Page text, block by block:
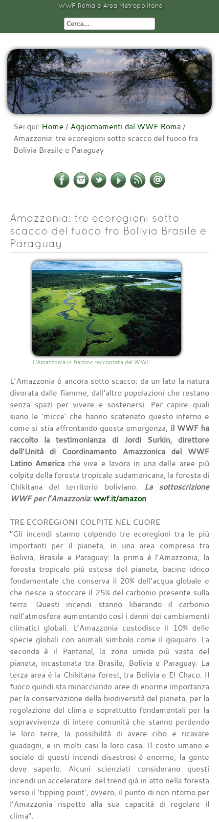
WWF Roma e Area Metropolitana
Sei qui: Home / Aggiornamenti dal WWF Roma /
Amazzonia: tre ecoregioni sotto scacco del fuoco fra
Bolivia Brasile e Paraguay
Amazzonia: tre ecoregioni sotto
scacco del fuoco fra Bolivia Brasile e
Paraguay
L'Amazzonia in fiamme raccontata dal WWF
L’Amazzonia è ancora sotto scacco: da un lato la natura
divorata dalle fiamme, dall’altro popolazioni che restano
senza spazi per vivere e sostenersi. Per capire quali
siano le ‘micce’ che hanno scatenato questo inferno e
come si stia affrontando questa emergenza, il WWF ha
raccolto la testimonianza di Jordi Surkin, direttore
dell’Unità di Coordinamento Amazzonica del WWF
Latino Americache vive e lavora in una delle aree più
colpite della foresta tropicale sudamericana, la foresta di
Chikitana del territorio boliviano. La sottoscrizione
WWF per l’Amazzonia:wwf.it/amazon
TRE ECOREGIONI COLPITE NEL CUORE
“Gli incendi stanno colpendo tre ecoregioni tra le più
importanti per il pianeta, in una area compresa tra
Bolivia, Brasile e Paraguay: la prima è l’Amazzonia, la
foresta tropicale più estesa del pianeta, bacino idrico
fondamentale che conserva il 20% dell’acqua globale e
che riesce a stoccare il 25% del carbonio presente sulla
terra. Questi incendi stanno liberando il carbonio
nell’atmosfera aumentando così i danni dei cambiamenti
climatici globali. L’Amazzonia custodisce il 10% delle
specie globali con animali simbolo come il giaguaro. La
seconda è il Pantanal, la zona umida più vasta del
pianeta, incastonata tra Brasile, Bolivia e Paraguay. La
terza area è la Chikitana forest, tra Bolivia e El Chaco. Il
fuoco quindi sta minacciando aree di enorme importanza
per la conservazione della biodiversità del pianeta, per la
regolazione del clima e soprattutto fondamentali per la
sopravvivenza di intere comunità che stanno perdendo
le loro terre, la possibilità di avere cibo e ricavare
guadagni, e in molti casi la loro casa. Il costo umano e
sociale di questi incendi disastrosi è enorme, la gente
deve saperlo. Alcuni scienziati considerano questi
incendi un acceleratore del trend già in atto nella foresta
verso il ‘tipping point’, ovvero, il punto di non ritorno per
l’Amazzonia rispetto alla sua capacità di regolare il
clima”.